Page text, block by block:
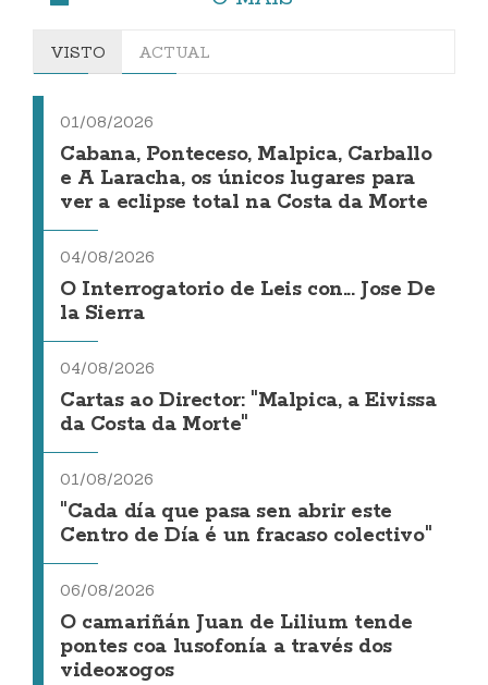
VISTO ACTUAL
01/08/2026
Cabana, Ponteceso, Malpica, Carballo
e A Laracha, os únicos lugares para
ver a eclipse total na Costa da Morte
04/08/2026
O Interrogatorio de Leis con... Jose De
la Sierra
04/08/2026
Cartas ao Director: "Malpica, a Eivissa
da Costa da Morte"
01/08/2026
"Cada día que pasa sen abrir este
Centro de Día é un fracaso colectivo"
06/08/2026
O camariñán Juan de Lilium tende
pontes coa lusofonía a través dos
videoxogos